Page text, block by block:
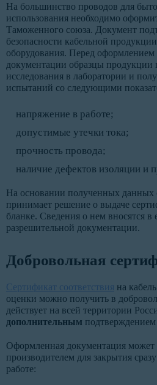
На большинство проводов для
использования необходимо
Таможенного союза. Документ
безопасности кабельной
оборудования. Перед оформлением
документации образцы продукции
исследования в лаборатории и
испытаний со следующими
напряжение в работе;
допустимые утечки тока;
прочность провода;
наличие дефектов изоляции и
На основании полученных данных
принимает решение о выдаче
бланке. Сведения о нем вносятся в
разрешительной документации.
Добровольная
Сертификат соответствия на
оценки можно получить в
действует на всей территории
дополнительным подтверждением
Оформленная документация может
производителем для закрытия
работе: